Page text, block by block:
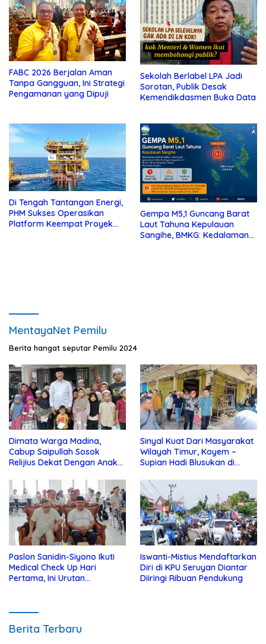
FABC 2026 Berjalan Aman
Tanpa Gangguan, Ini Strategi
Pengamanan yang Dipuji
Sekolah Berlabel LPA Jadi
Sorotan, Publik Desak
Kemendikdasmen Buka Data
Di Tengah Tantangan Energi,
PHM Sukses Operasikan
Platform Keempat Proyek
Gempa M5,1 Guncang Barat
Laut Tahuna Kepulauan
Sangihe, BMKG: Kedalaman
MentayaNet Pemilu
Berita hangat seputar Pemilu 2024
Dimata Warga Madina,
Cabup Saipullah Sosok
Relijius Dekat Dengan Anak
Sinyal Kuat Dari Masyarakat
Wilayah Timur, Koyem –
Supian Hadi Blusukan di
Paslon Sanidin-Siyono Ikuti
Medical Check Up Hari
Pertama, Ini Urutan
Iswanti-Mistius Mendaftarkan
Diri di KPU Seruyan Diantar
Diiringi Ribuan Pendukung
Berita Terbaru